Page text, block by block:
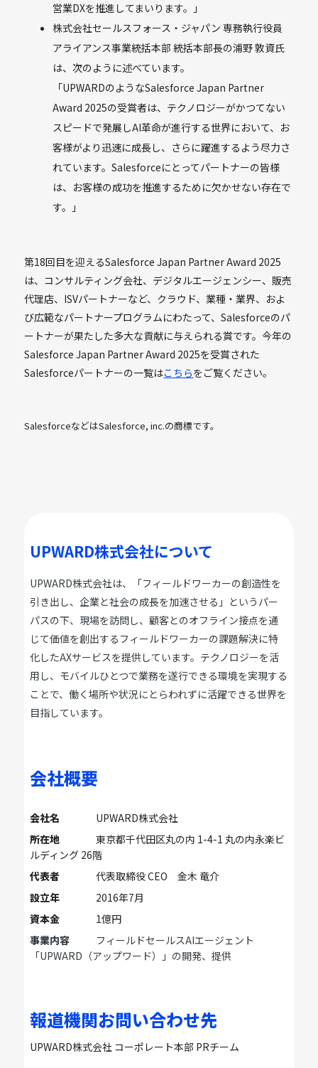
営業DXを推進してまいります。」
株式会社セールスフォース・ジャパン 専務執行役員
アライアンス事業統括本部 統括本部長の浦野 敦資氏
は、次のように述べています。
「UPWARDのようなSalesforce Japan Partner
Award 2025の受賞者は、テクノロジーがかつてない
スピードで発展しAI革命が進行する世界において、お
客様がより迅速に成長し、さらに躍進するよう尽力さ
れています。Salesforceにとってパートナーの皆様
は、お客様の成功を推進するために欠かせない存在で
す。」
第18回目を迎えるSalesforce Japan Partner Award 2025
は、コンサルティング会社、デジタルエージェンシー、販売
代理店、ISVパートナーなど、クラウド、業種・業界、およ
び広範なパートナープログラムにわたって、Salesforceのパ
ートナーが果たした多大な貢献に与えられる賞です。今年の
Salesforce Japan Partner Award 2025を受賞された
Salesforceパートナーの一覧はこちらをご覧ください。
SalesforceなどはSalesforce, inc.の商標です。
UPWARD株式会社について
UPWARD株式会社は、「フィールドワーカーの創造性を
引き出し、企業と社会の成長を加速させる」というパー
パスの下、現場を訪問し、顧客とのオフライン接点を通
じて価値を創出するフィールドワーカーの課題解決に特
化したAXサービスを提供しています。テクノロジーを活
用し、モバイルひとつで業務を遂行できる環境を実現する
ことで、働く場所や状況にとらわれずに活躍できる世界を
目指しています。
会社概要
会社名
UPWARD株式会社
所在地
東京都千代田区丸の内 1-4-1 丸の内永楽ビ
ルディング 26階
代表者
代表取締役 CEO 金木 竜介
設立年
2016年7月
資本金
1億円
事業内容
フィールドセールスAIエージェント
「UPWARD（アップワード）」の開発、提供
報道機関お問い合わせ先
UPWARD株式会社 コーポレート本部 PRチーム